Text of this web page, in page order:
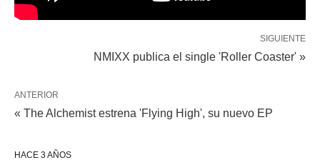
SIGUIENTE
NMIXX publica el single 'Roller Coaster' »
ANTERIOR
« The Alchemist estrena 'Flying High', su nuevo EP
HACE 3 AÑOS